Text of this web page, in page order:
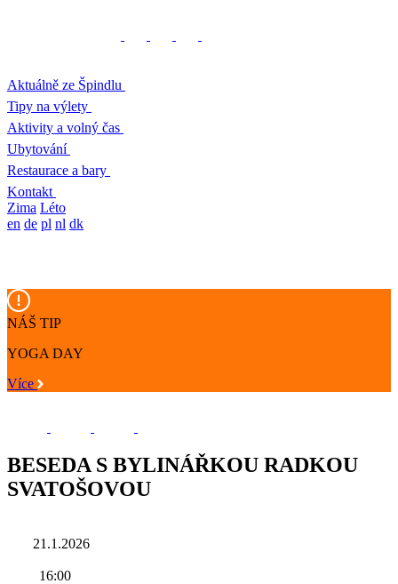
Aktuálně ze Špindlu
Tipy na výlety
Aktivity a volný čas
Ubytování
Restaurace a bary
Kontakt
Zima Léto
en de pl nl dk
NÁŠ TIP
YOGA DAY
Více
BESEDA S BYLINÁŘKOU RADKOU
SVATOŠOVOU
21.1.2026
16:00